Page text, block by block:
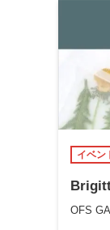
イベン
OFS